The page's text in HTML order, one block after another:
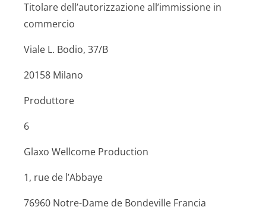
Titolare dell’autorizzazione all’immissione in
commercio
Viale L. Bodio, 37/B
20158 Milano
Produttore
6
Glaxo Wellcome Production
1, rue de l’Abbaye
76960 Notre-Dame de Bondeville Francia